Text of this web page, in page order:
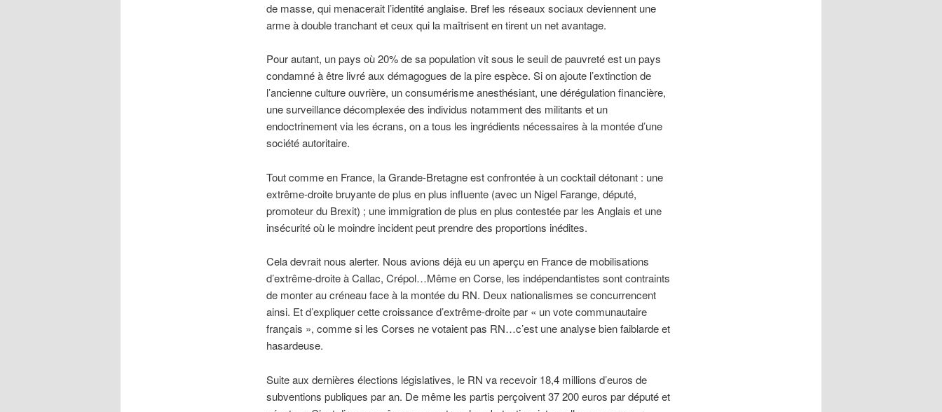
de masse, qui menacerait l’identité anglaise. Bref les réseaux sociaux deviennent une
arme à double tranchant et ceux qui la maîtrisent en tirent un net avantage.
Pour autant, un pays où 20% de sa population vit sous le seuil de pauvreté est un pays
condamné à être livré aux démagogues de la pire espèce. Si on ajoute l’extinction de
l’ancienne culture ouvrière, un consumérisme anesthésiant, une dérégulation financière,
une surveillance décomplexée des individus notamment des militants et un
endoctrinement via les écrans, on a tous les ingrédients nécessaires à la montée d’une
société autoritaire.
Tout comme en France, la Grande-Bretagne est confrontée à un cocktail détonant : une
extrême-droite bruyante de plus en plus influente (avec un Nigel Farange, député,
promoteur du Brexit) ; une immigration de plus en plus contestée par les Anglais et une
insécurité où le moindre incident peut prendre des proportions inédites.
Cela devrait nous alerter. Nous avions déjà eu un aperçu en France de mobilisations
d’extrême-droite à Callac, Crépol…Même en Corse, les indépendantistes sont contraints
de monter au créneau face à la montée du RN. Deux nationalismes se concurrencent
ainsi. Et d’expliquer cette croissance d’extrême-droite par « un vote communautaire
français », comme si les Corses ne votaient pas RN…c’est une analyse bien faiblarde et
hasardeuse.
Suite aux dernières élections législatives, le RN va recevoir 18,4 millions d’euros de
subventions publiques par an. De même les partis perçoivent 37 200 euros par député et